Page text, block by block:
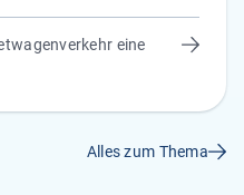
eine
Alles zum Thema